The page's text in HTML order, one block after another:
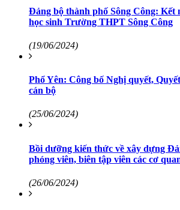
Đảng bộ thành phố Sông Công: Kết
học sinh Trường THPT Sông Công
(19/06/2024)
Phổ Yên: Công bố Nghị quyết,
cán bộ
(25/06/2024)
Bồi dưỡng kiến thức về xây dựng
phóng viên, biên tập viên các cơ
(26/06/2024)